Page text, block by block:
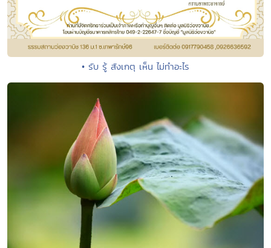
• รับ รู้ สังเกตุ เห็น ไม่ทำอะไร